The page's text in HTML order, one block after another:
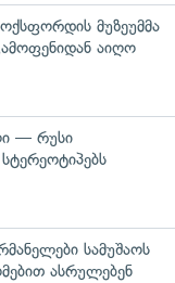
მუზეუმმა
აიღო
— რუსი
სამუშაოს
ასრულებენ